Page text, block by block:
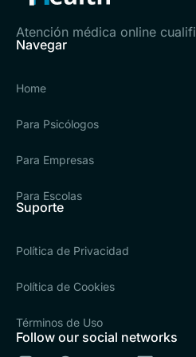
Atención médica online
Navegar
Home
Para Psicólogos
Para Empresas
Para Escolas
Suporte
Política de Privacidad
Política de Cookies
Términos de Uso
Follow our social networks